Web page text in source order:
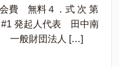
会費 無料４．式 次 第
#1 発起人代表 田中南
一般財団法人 […]